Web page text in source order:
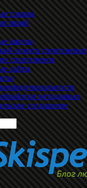
товары
школы
осмотр спортсменов
спортсменов
сайты
метаданных
соглашение